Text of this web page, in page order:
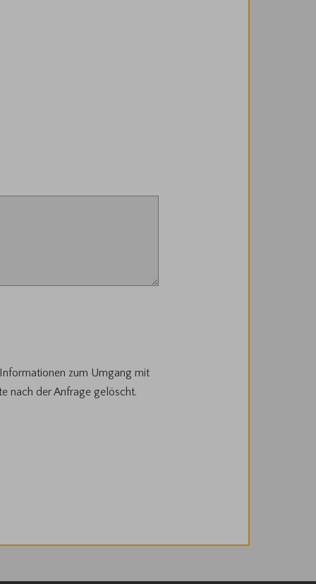
zum Umgang mit
nach der Anfrage gelöscht.